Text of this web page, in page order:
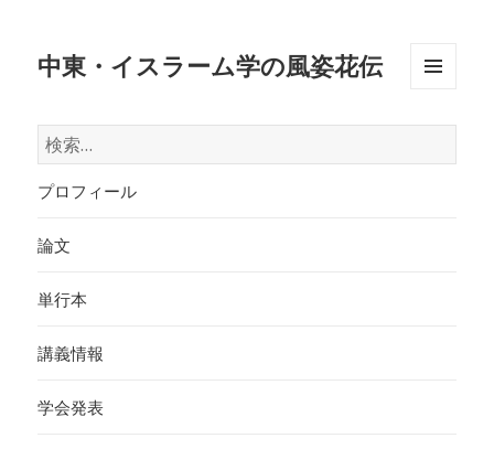
中東・イスラーム学の風姿花伝
検
索:
プロフィール
論文
単行本
講義情報
学会発表